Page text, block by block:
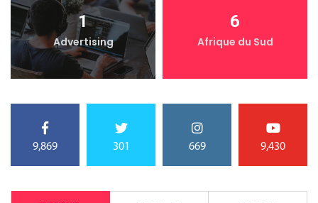
1
Advertising
6
Afrique du Sud
9,869 301 669 9,430